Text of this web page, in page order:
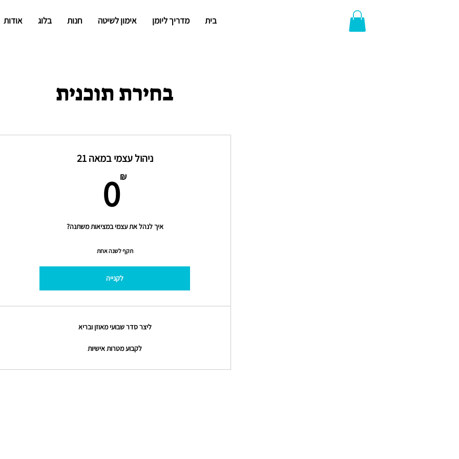
בית מדריך ליומן אימון לשיטה חנות בלוג אודות
בחירת תוכנית
ניהול עצמי במאה 21
₪
0
איך לנהל את עצמי במציאות משתנה?
תקף לשנה אחת
לקנייה
ליצר סדר שבועי מאוזן ובריא
לקבוע מטרות אישיות